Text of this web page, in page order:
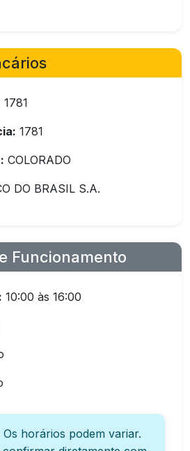
1781
1781
COLORADO
DO BRASIL S.A.
Funcionamento
10:00 às 16:00
Os horários podem variar.